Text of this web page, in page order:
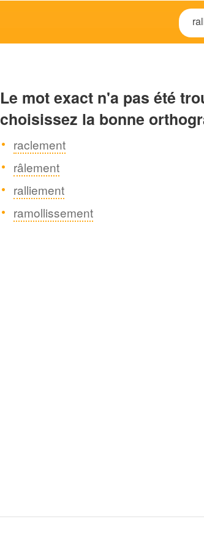
Le mot exact n'a pas été
choisissez la bonne
raclement
râlement
ralliement
ramollissement